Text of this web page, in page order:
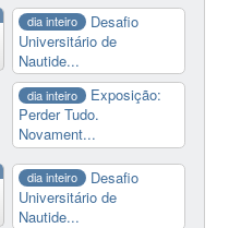
dia inteiro
Desafio
Universitário de
Nautide...
dia inteiro
Exposição:
Perder Tudo.
Novament...
dia inteiro
Desafio
Universitário de
Nautide...